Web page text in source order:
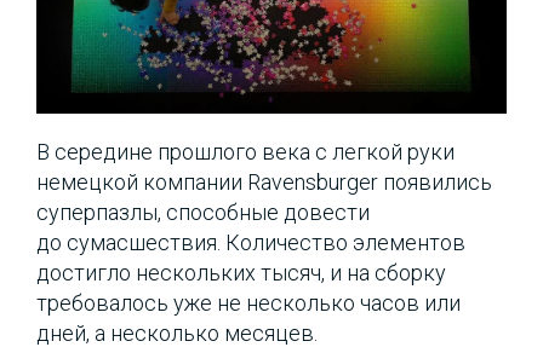
В середине прошлого века с легкой руки
немецкой компании Ravensburger появились
суперпазлы, способные довести
до сумасшествия. Количество элементов
достигло нескольких тысяч, и на сборку
требовалось уже не несколько часов или
дней, а несколько месяцев.